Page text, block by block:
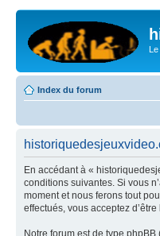
Le
Index du forum
En accédant à «
conditions suivantes. Si vous
moment et nous ferons tout
effectués, vous acceptez
Notre forum est de type